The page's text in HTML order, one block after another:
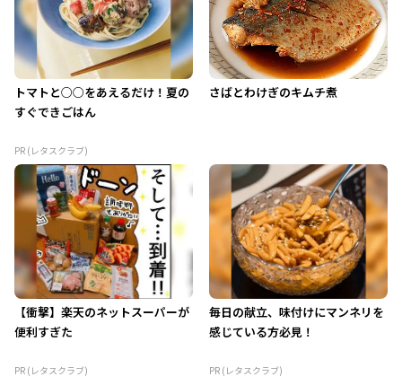
トマトと○○をあえるだけ！夏の
すぐできごはん
PR (レタスクラブ)
さばとわけぎのキムチ煮
【衝撃】楽天のネットスーパーが
便利すぎた
PR (レタスクラブ)
毎日の献立、味付けにマンネリを
感じている方必見！
PR (レタスクラブ)